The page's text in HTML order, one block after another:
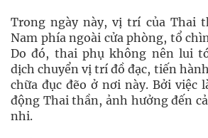
Trong ngày này, vị trí của Thai
Nam phía ngoài cửa phòng, tổ
Do đó, thai phụ không nên lui
dịch chuyển vị trí đồ đạc, tiến
chữa đục đẽo ở nơi này. Bởi việc
động Thai thần, ảnh hưởng đến
nhi.